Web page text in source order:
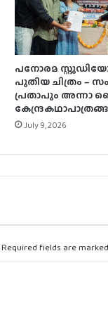
പനോരമ
പുതിയ ചിത്രം –
പ്രതാപും അന്നാ
July 9, 2026
Required fields are marked